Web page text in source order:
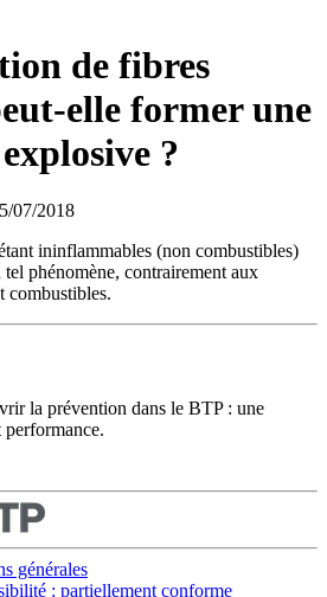
de fibres
elle former une
?
07/2018
ininflammables (non combustibles)
phénomène, contrairement aux
combustibles.
la prévention dans le BTP : une
performance.
générales
: partiellement conforme